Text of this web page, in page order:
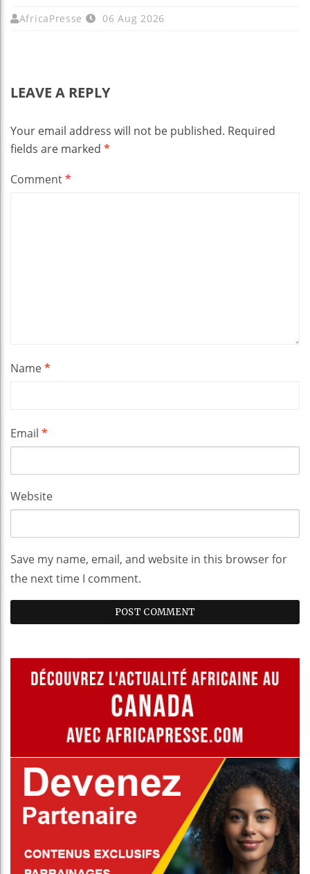
AfricaPresse 06 Aug 2026
LEAVE A REPLY
Your email address will not be published. Required
fields are marked *
Comment*
Name*
Email *
Website
Save my name, email, and website in this browser for
the next time I comment.